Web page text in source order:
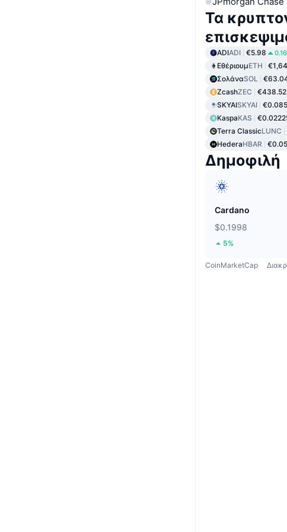
Τα
ADIADI €5.98
ΕθέριουμETH
ΣολάναSOL
ZcashZEC €438.52
SKYAISKYAI
KaspaKAS
Terra ClassicLUNC
HederaHBAR
Δημοφιλή
Cardano
$0.1998
5%
CoinMarketCap